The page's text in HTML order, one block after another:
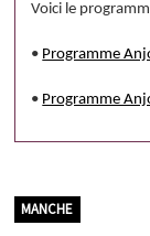
Voici le
• Programme
• Programme
MANCHE